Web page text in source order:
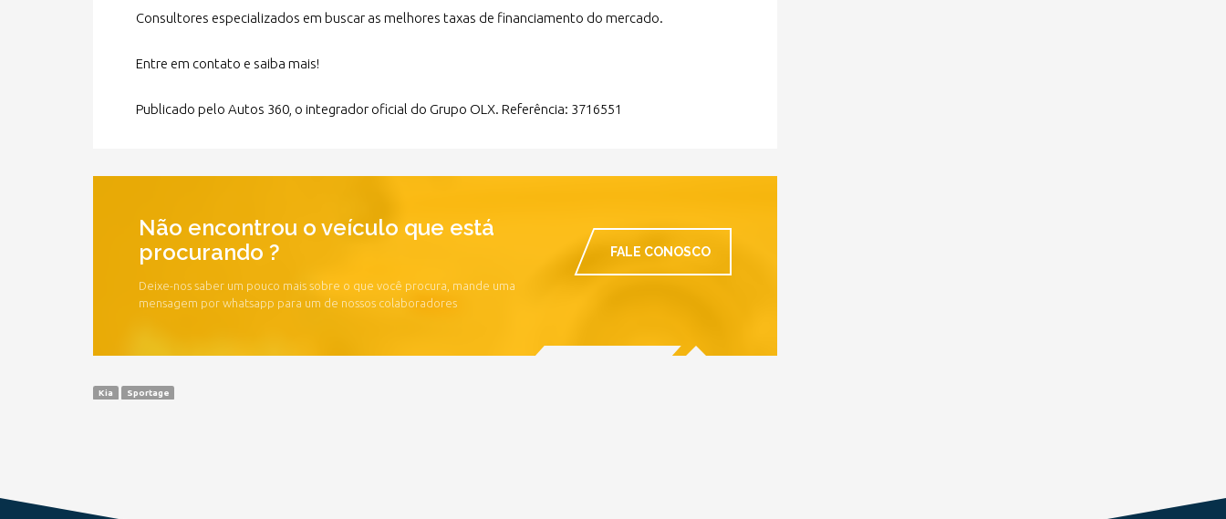
Consultores especializados em buscar as melhores taxas de financiamento do mercado.
Entre em contato e saiba mais!
Publicado pelo Autos 360, o integrador oficial do Grupo OLX. Referência: 3716551
Não encontrou o veículo que está
procurando ?
Deixe-nos saber um pouco mais sobre o que você procura, mande uma
mensagem por whatsapp para um de nossos colaboradores
FALE CONOSCO
Kia Sportage